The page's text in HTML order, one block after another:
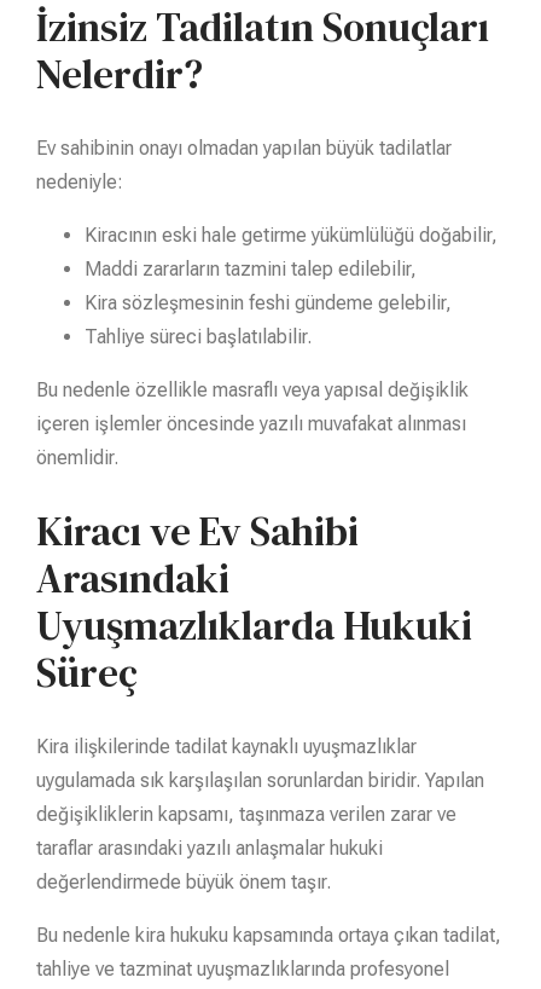
İzinsiz Tadilatın Sonuçları
Nelerdir?
Ev sahibinin onayı olmadan yapılan büyük tadilatlar
nedeniyle:
Kiracının eski hale getirme yükümlülüğü doğabilir,
Maddi zararların tazmini talep edilebilir,
Kira sözleşmesinin feshi gündeme gelebilir,
Tahliye süreci başlatılabilir.
Bu nedenle özellikle masraflı veya yapısal değişiklik
içeren işlemler öncesinde yazılı muvafakat alınması
önemlidir.
Kiracı ve Ev Sahibi
Arasındaki
Uyuşmazlıklarda Hukuki
Süreç
Kira ilişkilerinde tadilat kaynaklı uyuşmazlıklar
uygulamada sık karşılaşılan sorunlardan biridir. Yapılan
değişikliklerin kapsamı, taşınmaza verilen zarar ve
taraflar arasındaki yazılı anlaşmalar hukuki
değerlendirmede büyük önem taşır.
Bu nedenle kira hukuku kapsamında ortaya çıkan tadilat,
tahliye ve tazminat uyuşmazlıklarında profesyonel